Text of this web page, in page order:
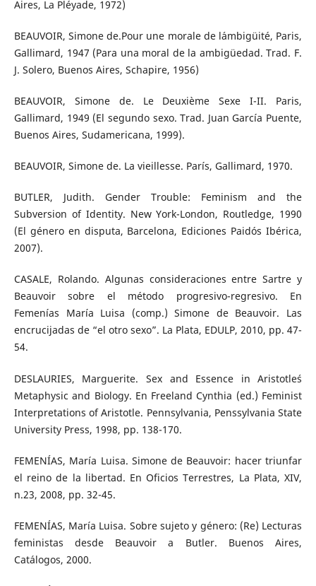
Aires, La Pléyade, 1972)
BEAUVOIR, Simone de.Pour une morale de l´ambigüité, Paris,
Gallimard, 1947 (Para una moral de la ambigüedad. Trad. F.
J. Solero, Buenos Aires, Schapire, 1956)
BEAUVOIR, Simone de. Le Deuxième Sexe I-II. Paris,
Gallimard, 1949 (El segundo sexo. Trad. Juan García Puente,
Buenos Aires, Sudamericana, 1999).
BEAUVOIR, Simone de. La vieillesse. París, Gallimard, 1970.
BUTLER, Judith. Gender Trouble: Feminism and the
Subversion of Identity. New York-London, Routledge, 1990
(El género en disputa, Barcelona, Ediciones Paidós Ibérica,
2007).
CASALE, Rolando. Algunas consideraciones entre Sartre y
Beauvoir sobre el método progresivo-regresivo. En
Femenías María Luisa (comp.) Simone de Beauvoir. Las
encrucijadas de “el otro sexo”. La Plata, EDULP, 2010, pp. 47-
54.
DESLAURIES, Marguerite. Sex and Essence in Aristotle´s
Metaphysic and Biology. En Freeland Cynthia (ed.) Feminist
Interpretations of Aristotle. Pennsylvania, Penssylvania State
University Press, 1998, pp. 138-170.
FEMENÍAS, María Luisa. Simone de Beauvoir: hacer triunfar
el reino de la libertad. En Oficios Terrestres, La Plata, XIV,
n.23, 2008, pp. 32-45.
FEMENÍAS, María Luisa. Sobre sujeto y género: (Re) Lecturas
feministas desde Beauvoir a Butler. Buenos Aires,
Catálogos, 2000.